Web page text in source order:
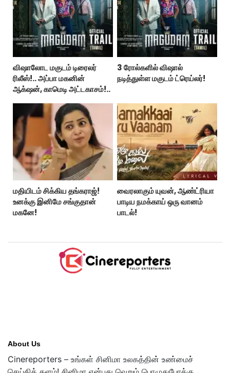
விஷாலோட மகுடம் டிரைலர்
ரிலீஸ்!.. அப்பா மகனின்
ஆக்‌ஷன், காமெடி அட்டகாசம்!..
3 ரோல்களில் விஷால்
நடித்துள்ள மகுடம் ட்ரெய்லர்!
மதியிடம் சிக்கிய தங்கராஜ்!
உனக்கு இனிமே சங்குதான்
மகனே!
வைரலாகும் யுவன், ஆண்ட்ரியா
பாடிய நமக்காய் ஒரு வானம்
பாடல்!
About Us
Cinereporters – உங்கள் சினிமா உலகத்தின் உண்மைச்